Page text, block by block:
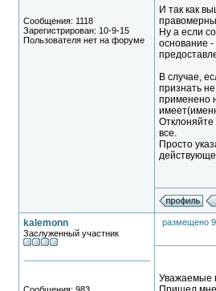
Сообщения: 1118
Зарегистрирован: 10-9-15
Пользователя нет на форуме
И так как
Ну а если
основание
В случае,
признать
применено
Отклоняйте
все.
Просто
kalemonn
Заслуженный участник
размещено
Уважаемые